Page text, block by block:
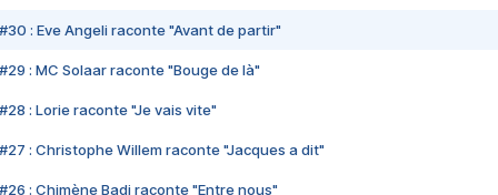
#30 : Eve Angeli raconte "Avant de partir"
#29 : MC Solaar raconte "Bouge de là"
#28 : Lorie raconte "Je vais vite"
#27 : Christophe Willem raconte "Jacques a dit"
#26 : Chimène Badi raconte "Entre nous"